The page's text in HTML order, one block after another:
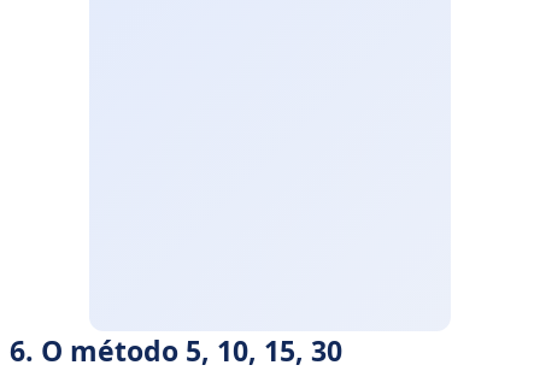
6. O método 5, 10, 15, 30